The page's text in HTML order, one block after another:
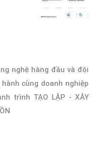
nghệ hàng đầu và đội
cùng doanh nghiệp
trình TẠO LẬP - XÂY